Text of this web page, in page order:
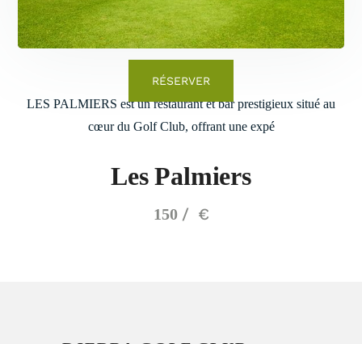
RÉSERVER
LES PALMIERS est un restaurant et bar prestigieux situé au
cœur du Golf Club, offrant une expé
Les Palmiers
150 €